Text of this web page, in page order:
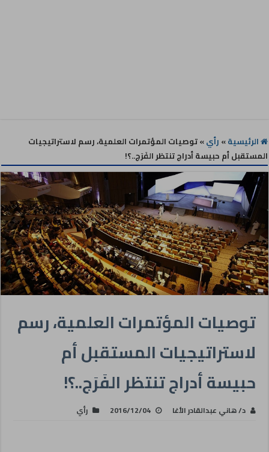
الرئيسية» رأي»توصيات المؤتمرات العلمية، رسم لاستراتيجيات
المستقبل أم حبيسة أدراج تنتظر الفَرَج..؟!
توصيات المؤتمرات العلمية، رسم
لاستراتيجيات المستقبل أم
حبيسة أدراج تنتظر الفَرَج..؟!
د/ هاني عبدالقادر الأغا 2016/12/04 رأي